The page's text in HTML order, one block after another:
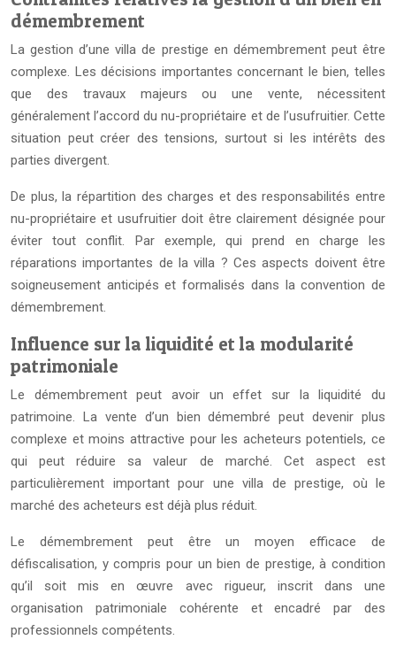
démembrement
La gestion d’une villa de prestige en démembrement peut être
complexe. Les décisions importantes concernant le bien, telles
que des travaux majeurs ou une vente, nécessitent
généralement l’accord du nu-propriétaire et de l’usufruitier. Cette
situation peut créer des tensions, surtout si les intérêts des
parties divergent.
De plus, la répartition des charges et des responsabilités entre
nu-propriétaire et usufruitier doit être clairement désignée pour
éviter tout conflit. Par exemple, qui prend en charge les
réparations importantes de la villa ? Ces aspects doivent être
soigneusement anticipés et formalisés dans la convention de
démembrement.
Influence sur la liquidité et la modularité
patrimoniale
Le démembrement peut avoir un effet sur la liquidité du
patrimoine. La vente d’un bien démembré peut devenir plus
complexe et moins attractive pour les acheteurs potentiels, ce
qui peut réduire sa valeur de marché. Cet aspect est
particulièrement important pour une villa de prestige, où le
marché des acheteurs est déjà plus réduit.
Le démembrement peut être un moyen efficace de
défiscalisation, y compris pour un bien de prestige, à condition
qu’il soit mis en œuvre avec rigueur, inscrit dans une
organisation patrimoniale cohérente et encadré par des
professionnels compétents.